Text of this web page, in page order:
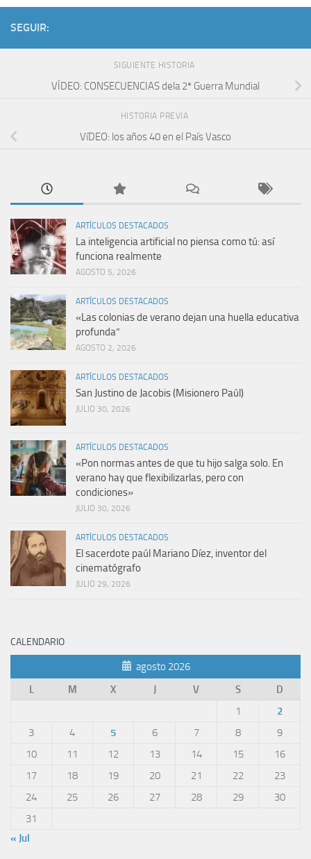
SEGUIR:
SIGUIENTE HISTORIA
VÍDEO: CONSECUENCIAS dela 2ª Guerra Mundial
HISTORIA PREVIA
VíDEO: los años 40 en el Paí­s Vasco
ARTÍCULOS DESTACADOS
La inteligencia artificial no piensa como tú: así
funciona realmente
AGOSTO 5, 2026
ARTÍCULOS DESTACADOS
«Las colonias de verano dejan una huella educativa
profunda”
AGOSTO 2, 2026
ARTÍCULOS DESTACADOS
San Justino de Jacobis (Misionero Paúl)
JULIO 30, 2026
ARTÍCULOS DESTACADOS
«Pon normas antes de que tu hijo salga solo. En
verano hay que flexibilizarlas, pero con
condiciones»
JULIO 30, 2026
ARTÍCULOS DESTACADOS
El sacerdote paúl Mariano Díez, inventor del
cinematógrafo
JULIO 29, 2026
CALENDARIO
agosto 2026
L
M X J V S
D
1
2
3
4 5 6 7 8
9
10
11 12 13 14 15
16
17
18 19 20 21 22
23
24
25 26 27 28 29
30
31
« Jul